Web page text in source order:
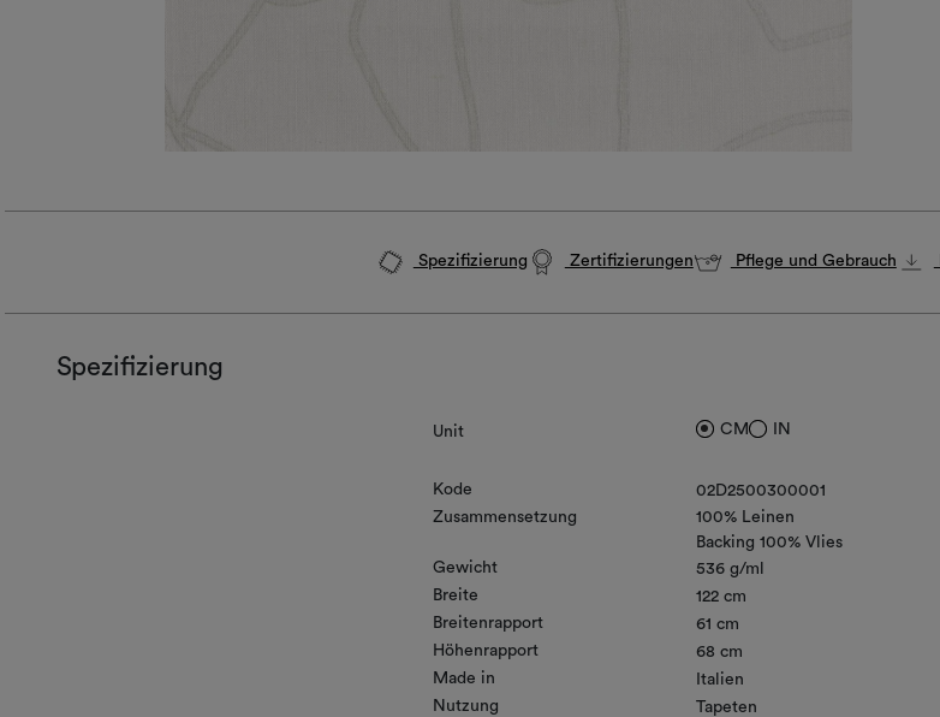
Spezifizierung Zertifizierungen Pflege und Gebrauch
Spezifizierung
Unit CM IN
Kode
02D2500300001
Zusammensetzung
100% Leinen
Backing 100% Vlies
Gewicht
536 g/ml
Breite
122 cm
Breitenrapport
61 cm
Höhenrapport
68 cm
Made in
Italien
Nutzung
Tapeten